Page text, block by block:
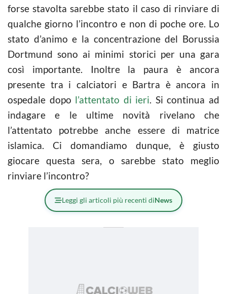
forse stavolta sarebbe stato il caso di rinviare di
qualche giorno l’incontro e non di poche ore. Lo
stato d’animo e la concentrazione del Borussia
Dortmund sono ai minimi storici per una gara
così importante. Inoltre la paura è ancora
presente tra i calciatori e Bartra è ancora in
ospedale dopo l’attentato di ieri. Si continua ad
indagare e le ultime novità rivelano che
l’attentato potrebbe anche essere di matrice
islamica. Ci domandiamo dunque, è giusto
giocare questa sera, o sarebbe stato meglio
rinviare l’incontro?
Leggi gli articoli più recenti diNews